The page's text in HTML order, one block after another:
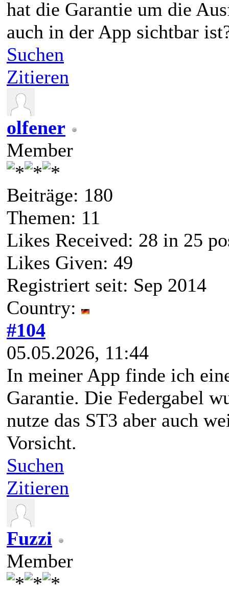
hat die Garantie um die
auch in der App sichtbar
Suchen
Zitieren
olfener
Member
Beiträge: 180
Themen: 11
Likes Received: 28 in 25
Likes Given: 49
Registriert seit: Sep 2014
Country:
#104
05.05.2026, 11:44
In meiner App finde ich
Garantie. Die Federgabel
nutze das ST3 aber auch
Vorsicht.
Suchen
Zitieren
Fuzzi
Member